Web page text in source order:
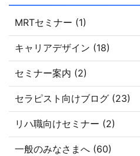
MRTセミナー (1)
キャリアデザイン (18)
セミナー案内 (2)
セラピスト向けブログ (23)
リハ職向けセミナー (2)
一般のみなさまへ (60)